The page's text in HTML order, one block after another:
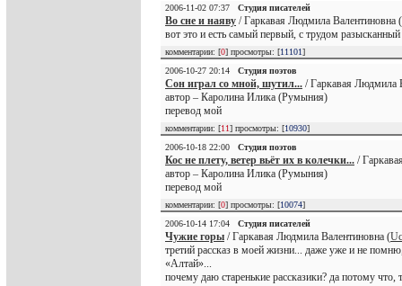
2006-11-02 07:37
Студия писателей
Во сне и наяву / Гаркавая Людмила Валентиновна (
вот это и есть самый первый, с трудом
комментарии: [0] просмотры: [11101]
2006-10-27 20:14
Студия поэтов
Сон играл со мной, шутил... / Гаркавая Людмила
автор – Каролина Илика (Румыния)
перевод мой
комментарии: [11] просмотры: [10930]
2006-10-18 22:00
Студия поэтов
Кос не плету, ветер вьёт их в колечки... /
автор – Каролина Илика (Румыния)
перевод мой
комментарии: [0] просмотры: [10074]
2006-10-14 17:04
Студия писателей
Чужие горы / Гаркавая Людмила Валентиновна (
третий рассказ в моей жизни... даже уже и не
«Алтай»...
почему даю старенькие рассказики? да потому